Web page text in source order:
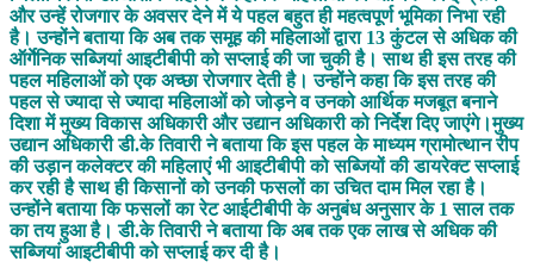
और उन्हें रोजगार के अवसर देने में ये पहल बहुत ही महत्वपूर्ण भूमिका निभा रही
है। उन्होंने बताया कि अब तक समूह की महिलाओं द्वारा 13 कुंटल से अधिक की
ऑर्गेनिक सब्जियां आइटीबीपी को सप्लाई की जा चुकी है। साथ ही इस तरह की
पहल महिलाओं को एक अच्छा रोजगार देती है। उन्होंने कहा कि इस तरह की
पहल से ज्यादा से ज्यादा महिलाओं को जोड़ने व उनको आर्थिक मजबूत बनाने
दिशा में मुख्य विकास अधिकारी और उद्यान अधिकारी को निर्देश दिए जाएंगे।मुख्य
उद्यान अधिकारी डी.के तिवारी ने बताया कि इस पहल के माध्यम ग्रामोत्थान रीप
की उड़ान कलेक्टर की महिलाएं भी आइटीबीपी को सब्जियों की डायरेक्ट सप्लाई
कर रही है साथ ही किसानों को उनकी फसलों का उचित दाम मिल रहा है।
उन्होंने बताया कि फसलों का रेट आईटीबीपी के अनुबंध अनुसार के 1 साल तक
का तय हुआ है। डी.के तिवारी ने बताया कि अब तक एक लाख से अधिक की
सब्जियां आइटीबीपी को सप्लाई कर दी है।